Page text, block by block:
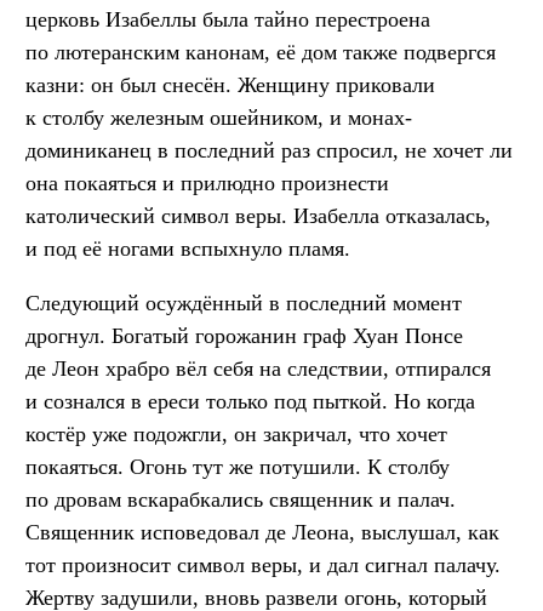
церковь Изабеллы была тайно перестроена
по лютеранским канонам, её дом также подвергся
казни: он был снесён. Женщину приковали
к столбу железным ошейником, и монах-
доминиканец в последний раз спросил, не хочет ли
она покаяться и прилюдно произнести
католический символ веры. Изабелла отказалась,
и под её ногами вспыхнуло пламя.
Следующий осуждённый в последний момент
дрогнул. Богатый горожанин граф Хуан Понсе
де Леон храбро вёл себя на следствии, отпирался
и сознался в ереси только под пыткой. Но когда
костёр уже подожгли, он закричал, что хочет
покаяться. Огонь тут же потушили. К столбу
по дровам вскарабкались священник и палач.
Священник исповедовал де Леона, выслушал, как
тот произносит символ веры, и дал сигнал палачу.
Жертву задушили, вновь развели огонь, который